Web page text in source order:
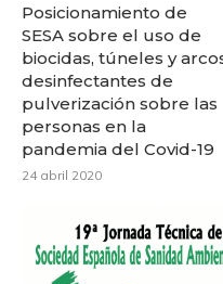
Posicionamiento de
SESA sobre el uso de
biocidas, túneles y
desinfectantes de
pulverización sobre las
personas en la
pandemia del Covid-19
24 abril 2020